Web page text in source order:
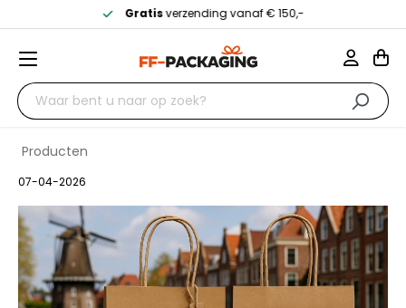
Gratisverzending vanaf € 150,-
Producten
07-04-2026